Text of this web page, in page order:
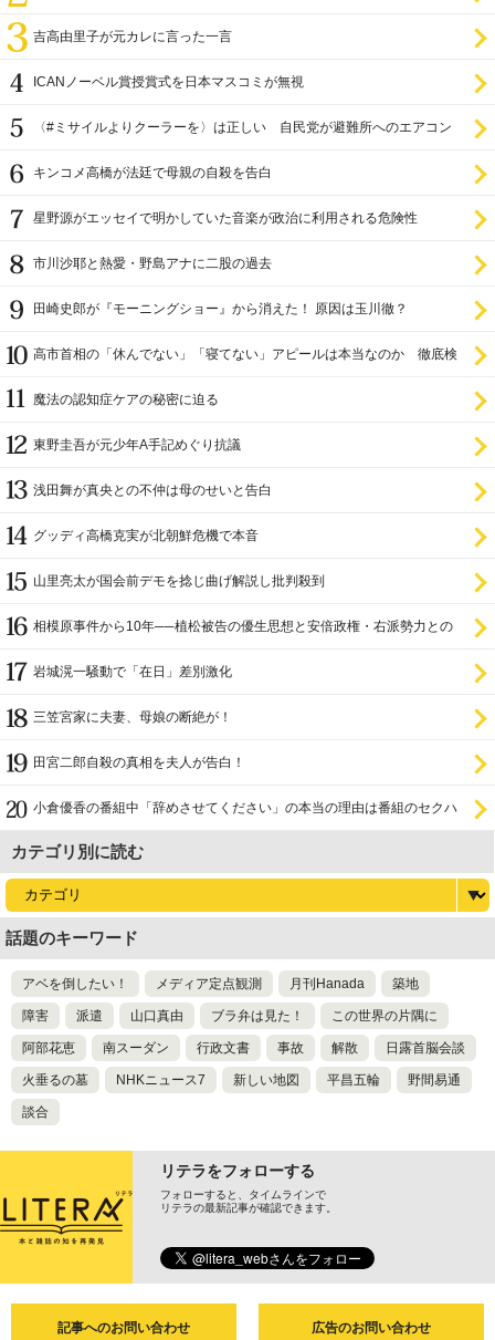
吉高由里子が元カレに言った一言
ICANノーベル賞授賞式を日本マスコミが無視
〈#ミサイルよりクーラーを〉は正しい 自民党が避難所へのエアコン
キンコメ高橋が法廷で母親の自殺を告白
星野源がエッセイで明かしていた音楽が政治に利用される危険性
市川沙耶と熱愛・野島アナに二股の過去
田崎史郎が『モーニングショー』から消えた！ 原因は玉川徹？
高市首相の「休んでない」「寝てない」アピールは本当なのか 徹底検
魔法の認知症ケアの秘密に迫る
東野圭吾が元少年A手記めぐり抗議
浅田舞が真央との不仲は母のせいと告白
グッディ高橋克実が北朝鮮危機で本音
山里亮太が国会前デモを捻じ曲げ解説し批判殺到
相模原事件から10年──植松被告の優生思想と安倍政権・右派勢力との
岩城滉一騒動で「在日」差別激化
三笠宮家に夫妻、母娘の断絶が！
田宮二郎自殺の真相を夫人が告白！
小倉優香の番組中「辞めさせてください」の本当の理由は番組のセクハ
カテゴリ別に読む
話題のキーワード
アベを倒したい！ メディア定点観測 月刊Hanada 築地
障害 派遣 山口真由 ブラ弁は見た！ この世界の片隅に
阿部花恵 南スーダン 行政文書 事故 解散 日露首脳会談
火垂るの墓 NHKニュース7 新しい地図 平昌五輪 野間易通
談合
リテラをフォローする
フォローすると、タイムラインで
リテラの最新記事が確認できます。
記事へのお問い合わせ 広告のお問い合わせ